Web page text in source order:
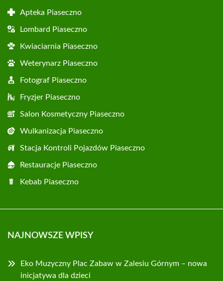
Apteka Piaseczno
Lombard Piaseczno
Kwiaciarnia Piaseczno
Weterynarz Piaseczno
Fotograf Piaseczno
Fryzjer Piaseczno
Salon Kosmetyczny Piaseczno
Wulkanizacja Piaseczno
Stacja Kontroli Pojazdów Piaseczno
Restauracje Piaseczno
Kebab Piaseczno
NAJNOWSZE WPISY
Eko Muzyczny Plac Zabaw w Zalesiu Górnym – nowa
inicjatywa dla dzieci